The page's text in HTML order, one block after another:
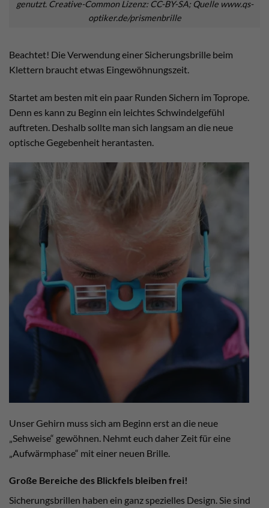
genutzt. Creative-Common Lizenz: CC-BY-SA; Quelle www.qs-
optiker.de/prismenbrille
Beachtet! Die Verwendung einer Sicherungsbrille beim
Klettern braucht etwas Eingewöhnungszeit.
Startet am besten mit ein paar Runden Sichern im Toprope.
Denn es kann zu Beginn ein leichtes Schwindelgefühl
auftreten. Deshalb sollte man sich langsam an die neue
optische Gegebenheit herantasten.
Unser Gehirn muss sich am Beginn erst an die neue
„Sehweise“ gewöhnen. Nehmt euch daher Zeit für eine
„Aufwärmphase“ mit einer neuen Brille.
Große Bereiche des Blickfels bleiben frei!
Sicherungsbrillen haben ein ganz spezielles Design. Sie sind